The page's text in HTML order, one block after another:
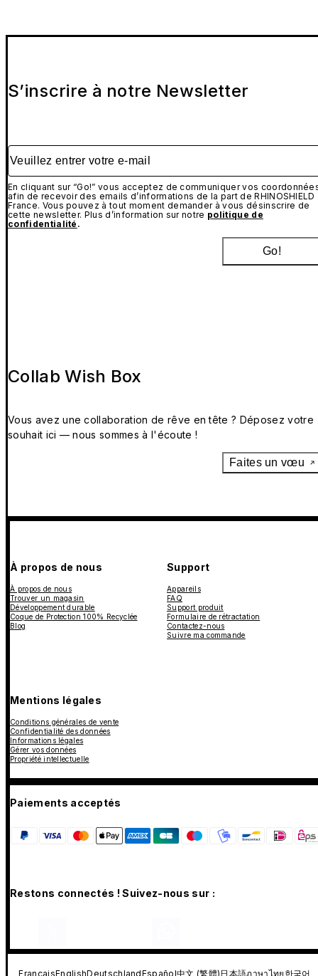
S’inscrire à notre Newsletter
Veuillez entrer votre e-mail
En cliquant sur “Go!” vous acceptez de communiquer vos
afin de recevoir des emails d’informations de la part de RHINOSHIELD
France. Vous pouvez à tout moment demander à vous désinscrire de
cette newsletter. Plus d’information sur notre politique de
confidentialité .
Go!
Collab Wish Box
Vous avez une collaboration de rêve en tête ? Déposez votre
souhait ici — nous sommes à l'écoute !
Faites un vœu
À propos de nous
À propos de nous
Trouver un magasin
Développement durable
Coque de Protection 100% Recyclée
Blog
Support
Appareils
FAQ
Support produit
Formulaire de rétractation
Contactez-nous
Suivre ma commande
Mentions légales
Conditions générales de vente
Confidentialité des données
Informations légales
Gérer vos données
Propriété intellectuelle
Paiements acceptés
Restons connectés ! Suivez-nous sur :
FrançaisEnglishDeutschlandEspañol中文 (繁體) 日本語ภาษาไทย 한국어